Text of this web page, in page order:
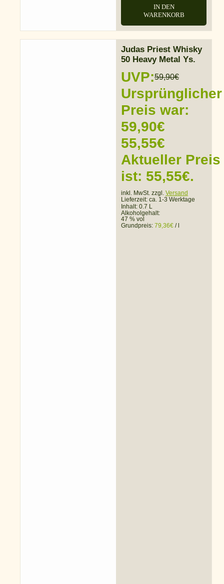
IN DEN
WARENKORB
Judas Priest Whisky
50 Heavy Metal Ys.
UVP:59,90€
Ursprünglicher
Preis war:
59,90€
55,55€
Aktueller Preis
ist: 55,55€.
inkl. MwSt. zzgl. Versand
Lieferzeit: ca. 1-3 Werktage
Inhalt: 0.7 L
Alkoholgehalt:
47 % vol
Grundpreis: 79,36€ /